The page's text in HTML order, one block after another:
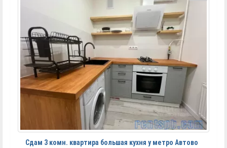
Сдам 3 комн. квартира большая кухня у метро Автово